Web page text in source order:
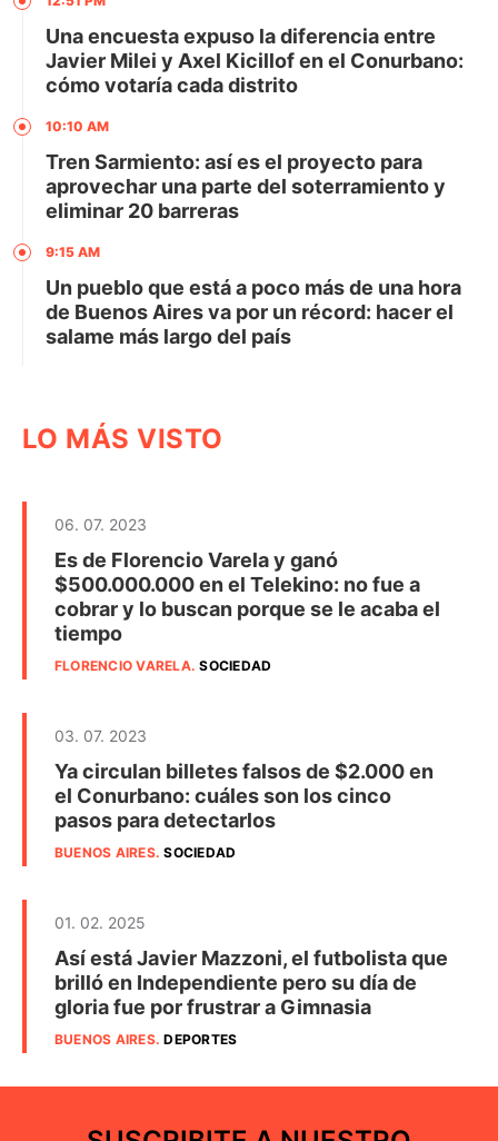
Una encuesta expuso la diferencia entre
Javier Milei y Axel Kicillof en el Conurbano:
cómo votaría cada distrito
10:10 AM
Tren Sarmiento: así es el proyecto para
aprovechar una parte del soterramiento y
eliminar 20 barreras
9:15 AM
Un pueblo que está a poco más de una hora
de Buenos Aires va por un récord: hacer el
salame más largo del país
LO MÁS VISTO
06. 07. 2023
Es de Florencio Varela y ganó
$500.000.000 en el Telekino: no fue a
cobrar y lo buscan porque se le acaba el
tiempo
FLORENCIO VARELA.SOCIEDAD
03. 07. 2023
Ya circulan billetes falsos de $2.000 en
el Conurbano: cuáles son los cinco
pasos para detectarlos
BUENOS AIRES.SOCIEDAD
01. 02. 2025
Así está Javier Mazzoni, el futbolista que
brilló en Independiente pero su día de
gloria fue por frustrar a Gimnasia
BUENOS AIRES.DEPORTES